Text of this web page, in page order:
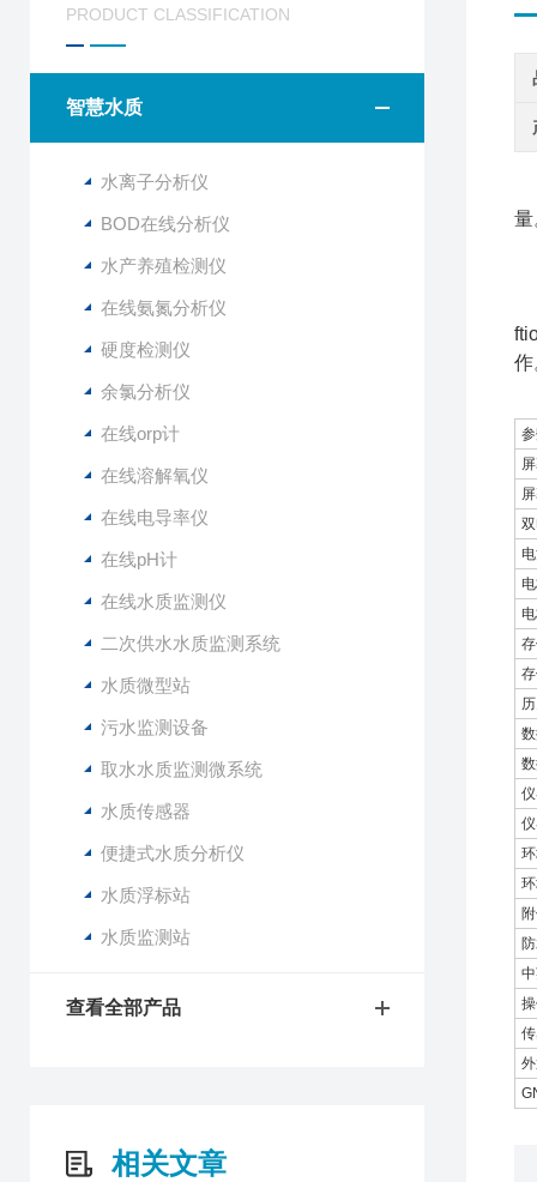
PRODUCT CLASSIFICATION
智慧水质
水离子分析仪
BOD在线分析仪
水产养殖检测仪
在线氨氮分析仪
硬度检测仪
余氯分析仪
在线orp计
在线溶解氧仪
在线电导率仪
在线pH计
在线水质监测仪
二次供水水质监测系统
水质微型站
污水监测设备
取水水质监测微系统
水质传感器
便捷式水质分析仪
水质浮标站
水质监测站
查看全部产品
相关文章
量
作